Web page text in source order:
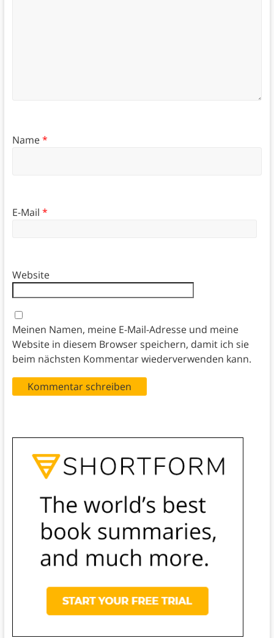
Name*
E-Mail *
Website
Meinen Namen, meine E-Mail-Adresse und meine
Website in diesem Browser speichern, damit ich sie
beim nächsten Kommentar wiederverwenden kann.